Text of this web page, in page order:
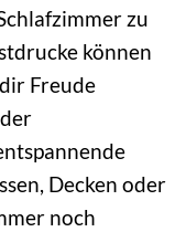
zu
können
Freude
Decken oder
noch